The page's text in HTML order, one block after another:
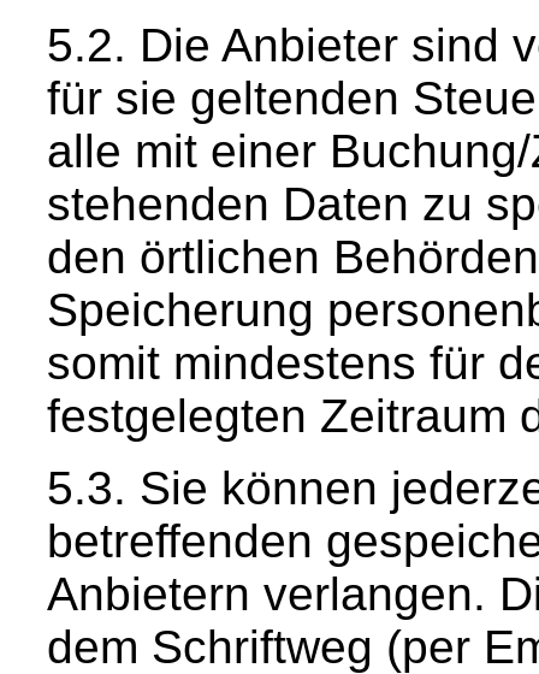
Die Anbieter sind
für sie geltenden
alle mit einer
stehenden Daten zu
den örtlichen
Speicherung
somit mindestens für
festgelegten Zeitraum
Sie können
betreffenden
Anbietern verlangen.
dem Schriftweg (per